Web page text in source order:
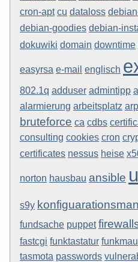
cron-apt cu dataloss
debian-goodies debian-
dokuwiki domain downtime
easyrsa e-mail englisch
802.1q adduser admintipp
alarmierung arbeitsplatz arp
bruteforce ca cdbs
consulting cookies cron
certificates nessus heise
norton hausbau ansible
s9y
fundsache puppet
fastcgi funktastatur
tasmota passwords